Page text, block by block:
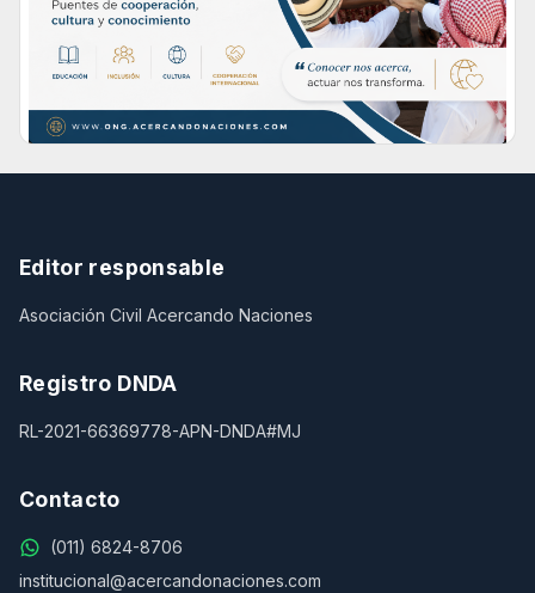
Editor responsable
Asociación Civil Acercando Naciones
Registro DNDA
RL-2021-66369778-APN-DNDA#MJ
Contacto
(011) 6824-8706
institucional@acercandonaciones.com